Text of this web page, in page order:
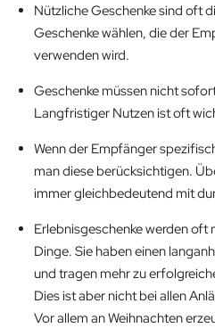
Nützliche Geschenke sind oft
Geschenke wählen, die der
verwenden wird.
Geschenke müssen nicht
Langfristiger Nutzen ist oft
Wenn der Empfänger
man diese berücksichtigen.
immer gleichbedeutend mit
Erlebnisgeschenke werden
Dinge. Sie haben einen
und tragen mehr zu
Dies ist aber nicht bei allen
Vor allem an Weihnachten